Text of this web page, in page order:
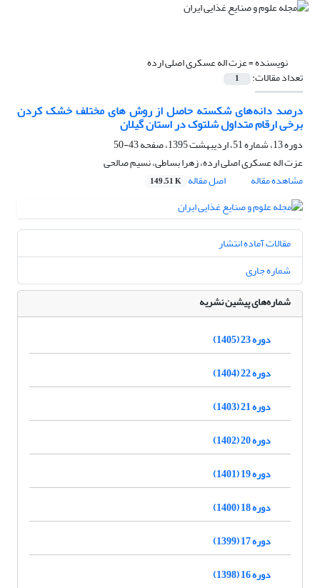
نویسنده =عزت اله عسکری اصلی ارده
تعداد مقالات: 1
درصد دانه‌های شکسته حاصل از روش های مختلف خشک کردن
برخی ارقام متداول شلتوک در استان گیلان
دوره 13، شماره 51، اردیبهشت 1395، صفحه
43-50
عزت اله عسکری اصلی ارده، زهرا بساطی، نسیم صالحی
مشاهده مقاله
اصل مقاله 149.51 K
مقالات آماده انتشار
شماره جاری
شماره‌های پیشین نشریه
دوره 23 (1405)
دوره 22 (1404)
دوره 21 (1403)
دوره 20 (1402)
دوره 19 (1401)
دوره 18 (1400)
دوره 17 (1399)
دوره 16 (1398)